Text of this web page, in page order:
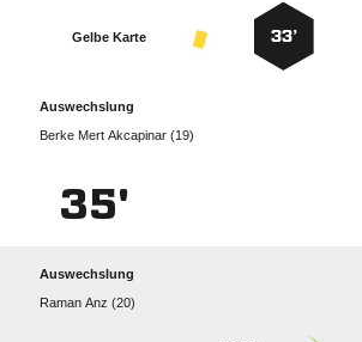
33’
Gelbe Karte
Auswechslung
   
35'
Auswechslung
  